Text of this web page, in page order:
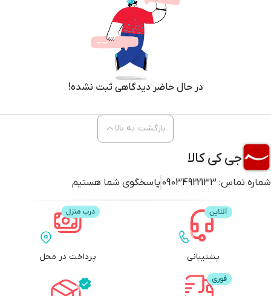
در حال حاضر دیدگاهی ثبت نشده!
جی کی کالا
شماره تماس: 09034922133 پاسخگوی شما هستیم
بازگشت به بالا
پشتیبانی پرداخت در محل